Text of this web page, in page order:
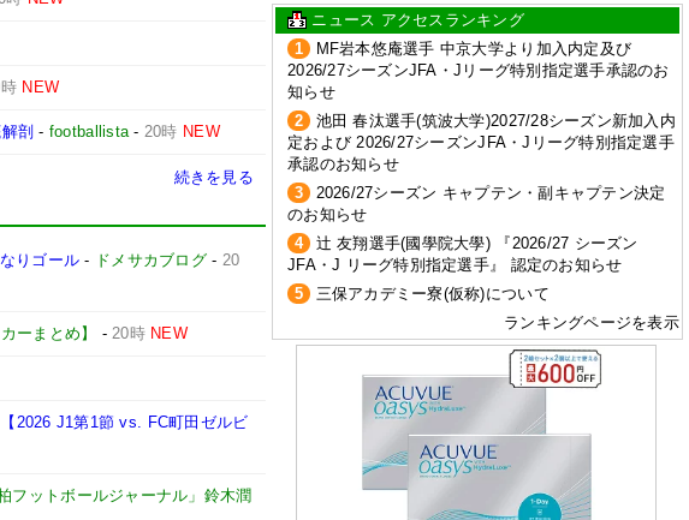
NEW
剖 - footballista- 20時 NEW
続きを見る
りゴール - ドメサカブログ- 20
ーまとめ】 -20時 NEW
2026 J1第1節 vs. FC町田ゼルビ
柏フットボールジャーナル」鈴木潤
ニュース アクセスランキング
1
MF岩本悠庵選手 中京大学より加入内定及び
2026/27シーズンJFA・Jリーグ特別指定選手承認のお
知らせ
2
池田 春汰選手(筑波大学)2027/28シーズン新加入内
定および 2026/27シーズンJFA・Jリーグ特別指定選手
承認のお知らせ
3
2026/27シーズン キャプテン・副キャプテン決定
のお知らせ
4
辻 友翔選手(國學院大學) 『2026/27 シーズン
JFA・J リーグ特別指定選手』 認定のお知らせ
5
三保アカデミー寮(仮称)について
ランキングページを表示